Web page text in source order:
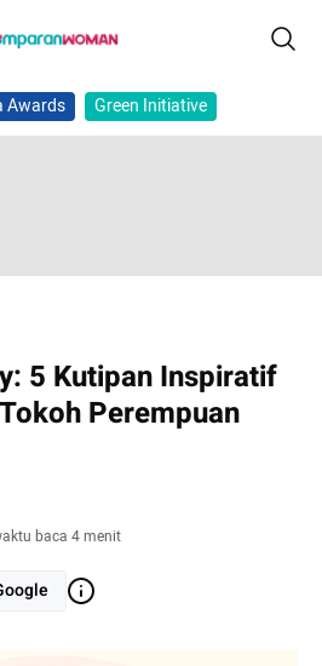
Awards Green Initiative
5 Kutipan Inspiratif
Perempuan
baca 4 menit